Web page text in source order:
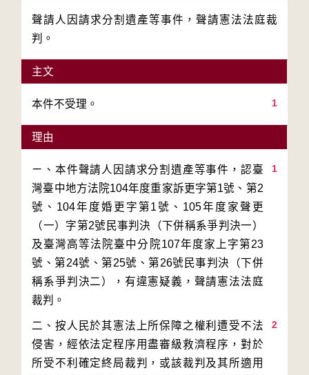
聲請人因請求分割遺產等事件，聲請憲法法庭裁
判。
主文
1
本件不受理。
理由
1
ㄧ、本件聲請人因請求分割遺產等事件，認臺
灣臺中地方法院104年度重家訴更字第1號、第2
號、104年度婚更字第1號、105年度家聲更
（一）字第2號民事判決（下併稱系爭判決一）
及臺灣高等法院臺中分院107年度家上字第23
號、第24號、第25號、第26號民事判決（下併
稱系爭判決二），有違憲疑義，聲請憲法法庭
2
二、按人民於其憲法上所保障之權利遭受不法
侵害，經依法定程序用盡審級救濟程序，對於
所受不利確定終局裁判，或該裁判及其所適用